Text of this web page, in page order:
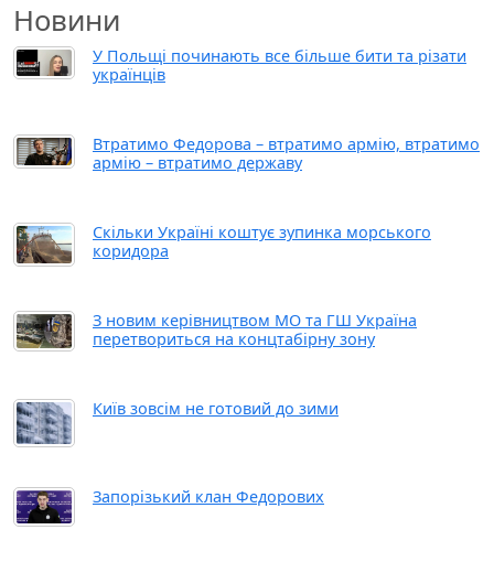
Новини
У Польщі починають все більше бити та різати
українців
Втратимо Федорова – втратимо армію, втратимо
армію – втратимо державу
Скільки Україні коштує зупинка морського
коридора
З новим керівництвом МО та ГШ Україна
перетвориться на концтабірну зону
Київ зовсім не готовий до зими
Запорізький клан Федорових